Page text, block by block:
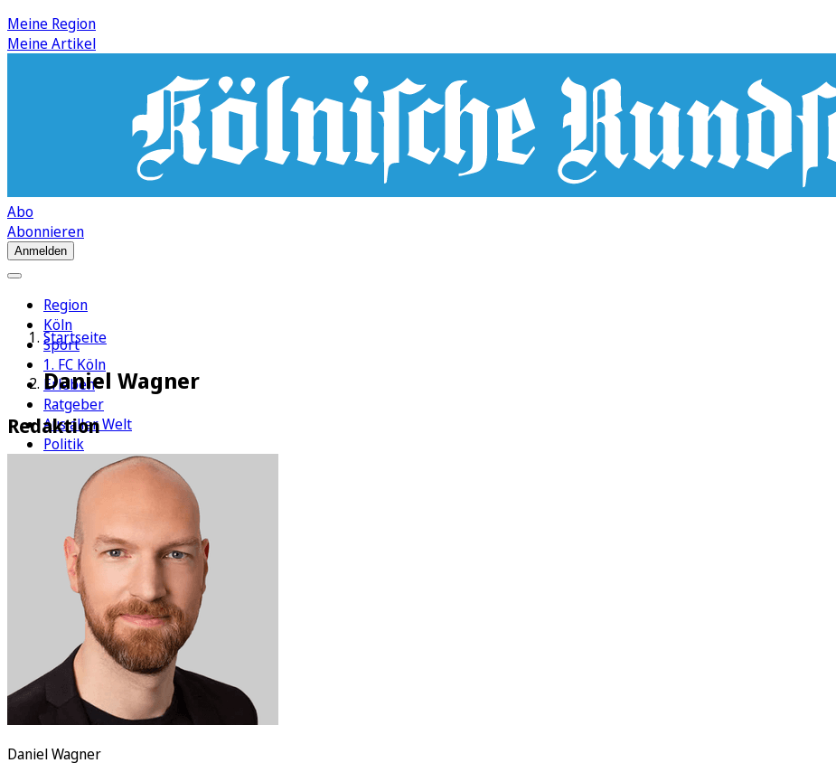
Meine Region
Meine Artikel
Abo
Abonnieren
Anmelden
Region
Köln
Sport
1. FC Köln
Erleben
Ratgeber
Aus aller Welt
Politik
Wirtschaft
Newsletter
E-Paper
Startseite
Daniel Wagner
Redaktion
Daniel Wagner